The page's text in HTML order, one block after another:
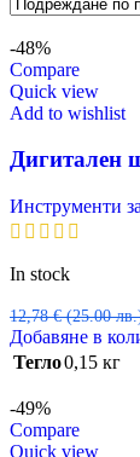
-48%
Compare
Quick view
Add to wishlist
Дигитален
Инструменти
In stock
12,78€ (25.00
Добавяне в
Тегло0,15 кг
-49%
Compare
Quick view